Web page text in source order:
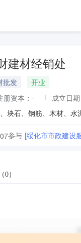
建材经销处
批发
开业
册资本： -
成立日
参与 [绥化市市政建设
（0）